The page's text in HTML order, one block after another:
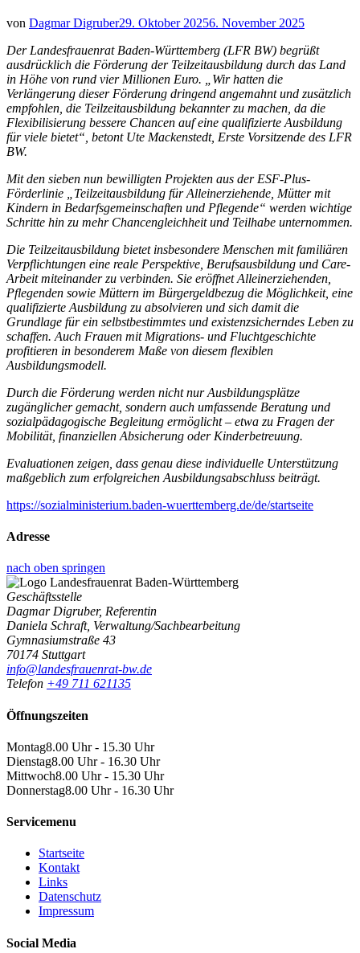
von Dagmar Digruber29. Oktober 20256. November 2025
Der Landesfrauenrat Baden-Württemberg (LFR BW) begrüßt
ausdrücklich die Förderung der Teilzeitausbildung durch das Land
in Höhe von rund vier Millionen Euro. „Wir hatten die
Verlängerung dieser Förderung dringend angemahnt und zusätzlich
empfohlen, die Teilzeitausbildung bekannter zu machen, da die
Flexibilisierung bessere Chancen auf eine qualifizierte Ausbildung
für viele bietet“, betont Ute Mackenstedt, Erste Vorsitzende des LFR
BW.
Mit den sieben nun bewilligten Projekten aus der ESF-Plus-
Förderlinie „Teilzeitausbildung für Alleinerziehende, Mütter mit
Kindern in Bedarfsgemeinschaften und Pflegende“ werden wichtige
Schritte hin zu mehr Chancengleichheit und Teilhabe unternommen.
Die Teilzeitausbildung bietet insbesondere Menschen mit familiären
Verpflichtungen eine reale Perspektive, Berufsausbildung und Care-
Arbeit miteinander zu verbinden. Sie eröffnet Alleinerziehenden,
Pflegenden sowie Müttern im Bürgergeldbezug die Möglichkeit, eine
qualifizierte Ausbildung zu absolvieren und sich damit die
Grundlage für ein selbstbestimmtes und existenzsicherndes Leben zu
schaffen. Auch Frauen mit Migrations- und Fluchtgeschichte
profitieren in besonderem Maße von diesem flexiblen
Ausbildungsmodell.
Durch die Förderung werden nicht nur Ausbildungsplätze
zugänglicher gemacht, sondern auch umfassende Beratung und
sozialpädagogische Begleitung ermöglicht – etwa zu Fragen der
Mobilität, finanziellen Absicherung oder Kinderbetreuung.
Evaluationen zeigen, dass genau diese individuelle Unterstützung
maßgeblich zum erfolgreichen Ausbildungsabschluss beiträgt.
https://sozialministerium.baden-wuerttemberg.de/de/startseite
Adresse
nach oben springen
Geschäftsstelle
Dagmar Digruber, Referentin
Daniela Schraft, Verwaltung/Sachbearbeitung
Gymnasiumstraße 43
70174 Stuttgart
info@landesfrauenrat-bw.de
Telefon +49 711 621135
Öffnungszeiten
Montag8.00 Uhr - 15.30 Uhr
Dienstag8.00 Uhr - 16.30 Uhr
Mittwoch8.00 Uhr - 15.30 Uhr
Donnerstag8.00 Uhr - 16.30 Uhr
Servicemenu
Startseite
Kontakt
Links
Datenschutz
Impressum
Social Media